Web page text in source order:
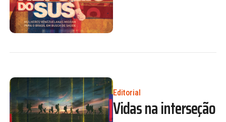
Editorial
Vidas na interseção